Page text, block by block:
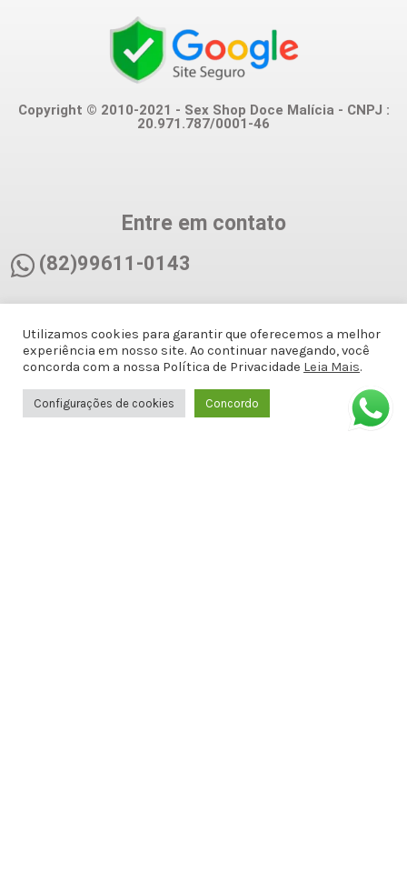
Copyright © 2010-2021 - Sex Shop Doce Malícia - CNPJ :
20.971.787/0001-46
Entre em contato
(82)99611-0143
docemalicianet@gmail.com
Avenida Doutor Antônio Gomes de
Utilizamos cookies para garantir que oferecemos a melhor
experiência em nosso site. Ao continuar navegando, você
concorda com a nossa Política de Privacidade Leia Mais.
Configurações de cookies Concordo